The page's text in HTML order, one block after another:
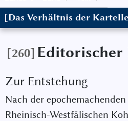
[Das Verhältnis der
(in: MWG I/8, hg. von Wolfgang
[260] Editorischer
Zur Entstehung
Nach der
Rheinisch-Westfälischen